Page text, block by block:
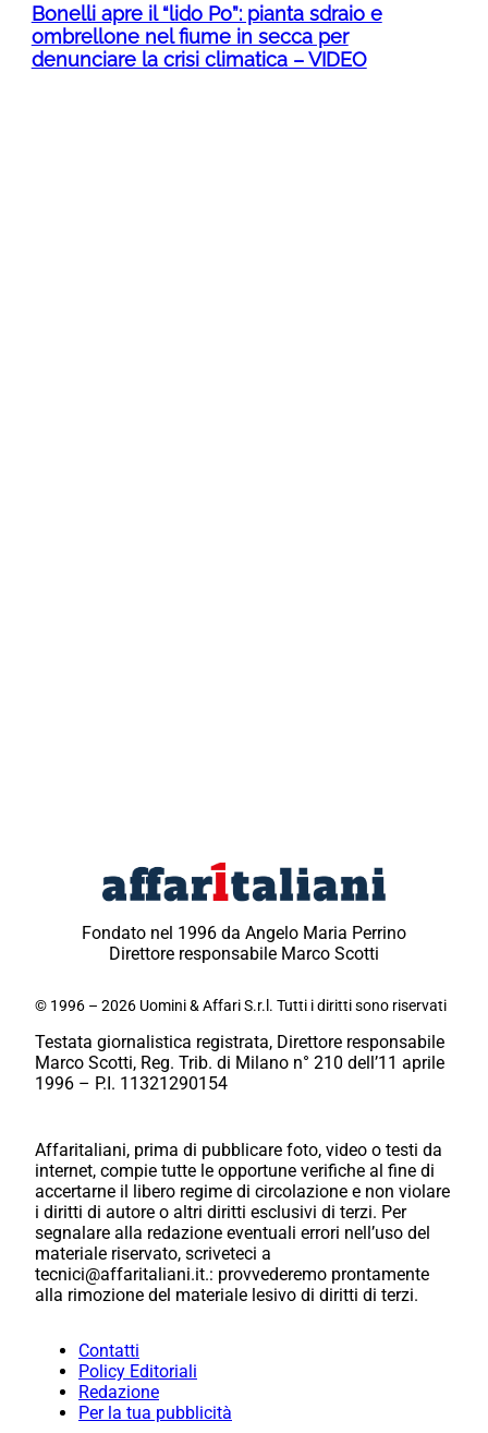
Bonelli apre il “lido Po”: pianta sdraio e
ombrellone nel fiume in secca per
denunciare la crisi climatica – VIDEO
Fondato nel 1996 da Angelo Maria Perrino
Direttore responsabile Marco Scotti
© 1996 – 2026 Uomini & Affari S.r.l. Tutti i diritti sono riservati
Testata giornalistica registrata, Direttore responsabile
Marco Scotti, Reg. Trib. di Milano n° 210 dell’11 aprile
1996 – P.I. 11321290154
Affaritaliani, prima di pubblicare foto, video o testi da
internet, compie tutte le opportune verifiche al fine di
accertarne il libero regime di circolazione e non violare
i diritti di autore o altri diritti esclusivi di terzi. Per
segnalare alla redazione eventuali errori nell’uso del
materiale riservato, scriveteci a
tecnici@affaritaliani.it.: provvederemo prontamente
alla rimozione del materiale lesivo di diritti di terzi.
Contatti
Policy Editoriali
Redazione
Per la tua pubblicità